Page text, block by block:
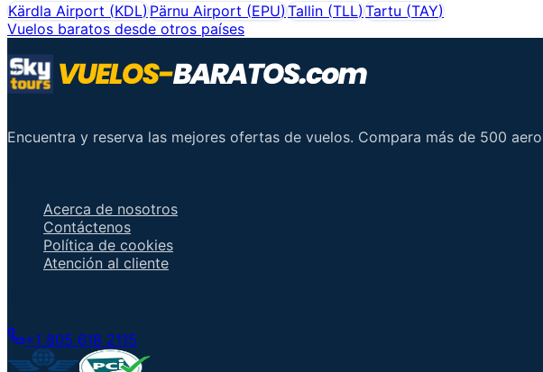
Kärdla Airport (KDL)Pärnu Airport (EPU)Tallin (TLL)Tartu (TAY)
Vuelos baratos desde otros países
Encuentra y reserva las mejores ofertas de vuelos. Compara más de 500
Acerca de nosotros
Contáctenos
Política de cookies
Atención al cliente
+1 805 618 2115